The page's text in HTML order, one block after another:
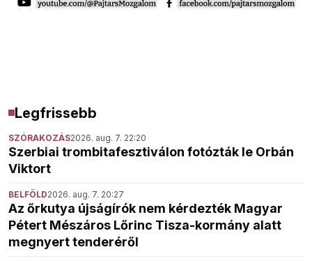
Legfrissebb
SZÓRAKOZÁS2026. aug. 7. 22:20
Szerbiai trombitafesztiválon fotózták le Orbán
Viktort
BELFÖLD2026. aug. 7. 20:27
Az őrkutya újságírók nem kérdezték Magyar
Pétert Mészáros Lőrinc Tisza-kormány alatt
megnyert tenderéről